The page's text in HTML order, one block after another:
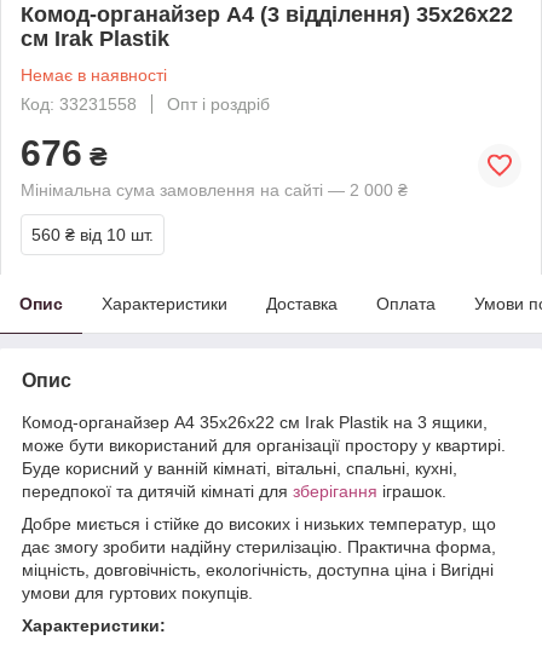
Комод-органайзер А4 (3 відділення) 35х26х22
см Irak Plastik
Немає в наявності
Код: 33231558
Опт і роздріб
676 ₴
Мінімальна сума замовлення на сайті — 2 000 ₴
560 ₴ від 10 шт.
Опис Характеристики Доставка Оплата Умови
Опис
Комод-органайзер А4 35х26х22 см Irak Plastik на 3 ящики,
може бути використаний для організації простору у квартирі.
Буде корисний у ванній кімнаті, вітальні, спальні, кухні,
передпокої та дитячій кімнаті для зберігання іграшок.
Добре миється і стійке до високих і низьких температур, що
дає змогу зробити надійну стерилізацію. Практична форма,
міцність, довговічність, екологічність, доступна ціна і Вигідні
умови для гуртових покупців.
Характеристики: